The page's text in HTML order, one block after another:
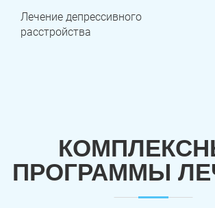
Лечение депрессивного
расстройства
ПРОГРАММЫ